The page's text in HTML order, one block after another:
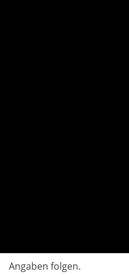
Angaben folgen.